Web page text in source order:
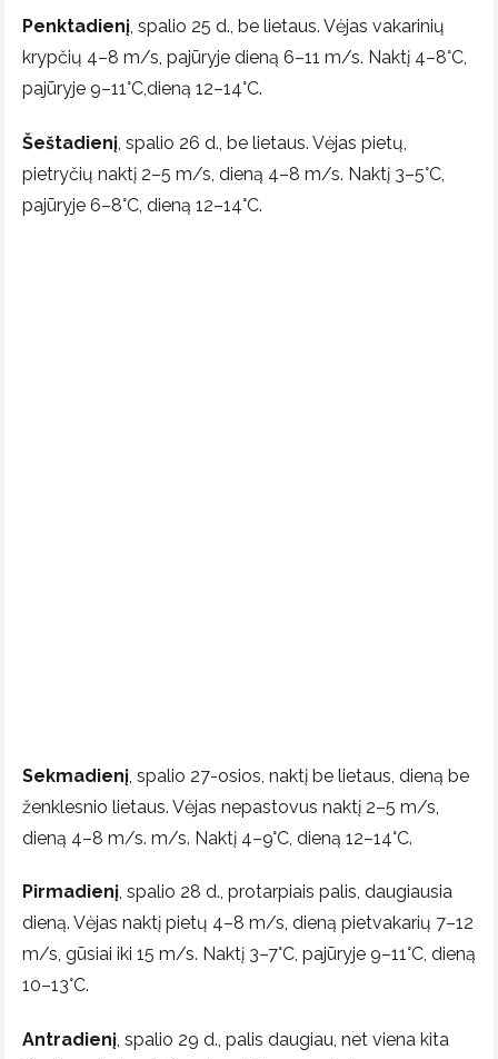
Penktadienį, spalio 25 d., be lietaus. Vėjas vakarinių
krypčių 4–8 m/s, pajūryje dieną 6–11 m/s. Naktį 4–8°C,
pajūryje 9–11°C,dieną 12–14°C.
Šeštadienį, spalio 26 d., be lietaus. Vėjas pietų,
pietryčių naktį 2–5 m/s, dieną 4–8 m/s. Naktį 3–5°C,
pajūryje 6–8°C, dieną 12–14°C.
Sekmadienį , spalio 27-osios, naktį be lietaus, dieną be
ženklesnio lietaus. Vėjas nepastovus naktį 2–5 m/s,
dieną 4–8 m/s. m/s. Naktį 4–9°C, dieną 12–14°C.
Pirmadienį, spalio 28 d., protarpiais palis, daugiausia
dieną. Vėjas naktį pietų 4–8 m/s, dieną pietvakarių 7–12
m/s, gūsiai iki 15 m/s. Naktį 3–7°C, pajūryje 9–11°C, dieną
10–13°C.
Antradienį, spalio 29 d., palis daugiau, net viena kita